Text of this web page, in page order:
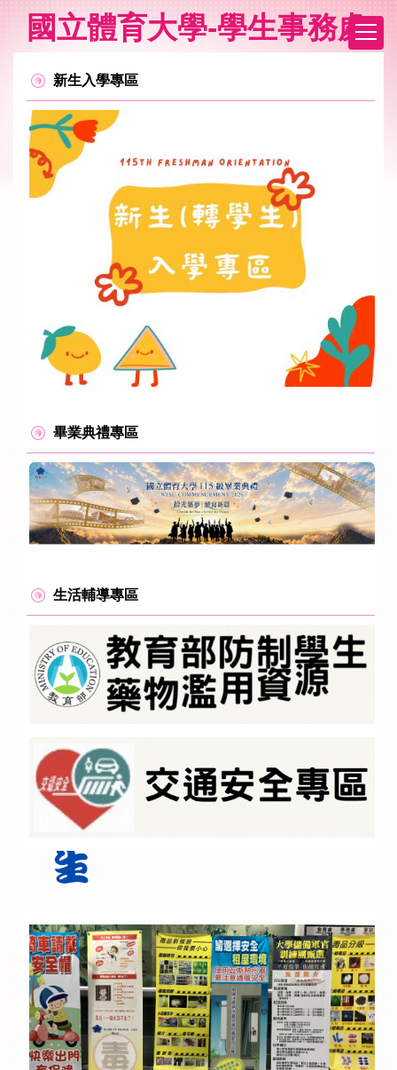
主
國立體育大學-學生事務處
新生入學專區
畢業典禮專區
生活輔導專區